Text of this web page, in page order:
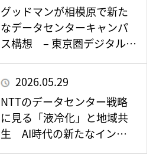
グッドマンが相模原で新た
なデータセンターキャンパ
ス構想 – 東京圏デジタルイ
ンフラの重要拠点として存
在感を増すか –
2026.05.29
NTTのデータセンター戦略
に見る「液冷化」と地域共
生 AI時代の新たなインフ
ラ整備とは